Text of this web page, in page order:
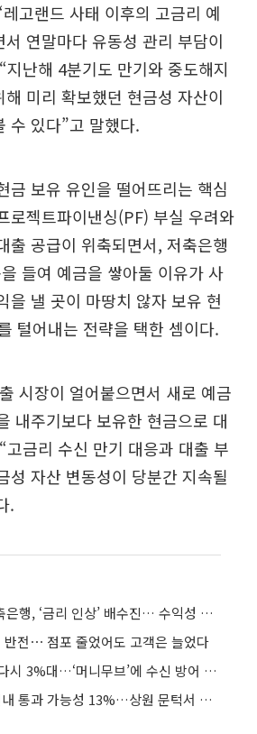
고랜드 사태 이후의 고금리 예
연말마다 유동성 관리 부담이
지난해 4분기도 만기와 중도해지
미리 확보했던 현금성 자산이
수 있다”고 말했다.
금 보유 유인을 떨어뜨리는 핵심
로젝트파이낸싱(PF) 부실 우려와
출 공급이 위축되면서, 저축은행
들여 예금을 쌓아둘 이유가 사
을 낼 곳이 마땅치 않자 보유 현
털어내는 전략을 택한 셈이다.
시장이 얼어붙으면서 새로 예금
내주기보다 보유한 현금으로 대
고금리 수신 만기 대응과 대출 부
성 자산 변동성이 당분간 지속될
.
100조원 무너진 저축은행, ‘금리 인상’ 배수진… 수익성 악화 딜레마
반전⋯ 점포 줄었어도 고객은 늘었다
저축은행 예금금리 다시 3%대…‘머니무브’에 수신 방어 나섰다
美 클래리티 법안 연내 통과 가능성 13%…상원 문턱서 제동